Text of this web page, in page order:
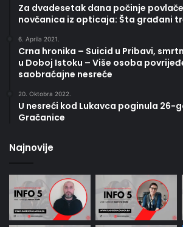
Za dvadesetak dana počinje
novčanica iz opticaja: Šta građani
6. Aprila 2021.
Crna hronika – Suicid u Pribavi,
u Doboj Istoku – Više osoba
saobraćajne nesreće
20. Oktobra 2022.
U nesreći kod Lukavca poginula 26-
Gračanice
Najnovije